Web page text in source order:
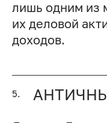
лишь одним из
их деловой
доходов.
5.